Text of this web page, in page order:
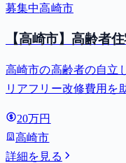
募集中高崎市
【高崎市】高齢者
高崎市の高齢者の自立
リアフリー改修費用を
20万円
高崎市
詳細を見る